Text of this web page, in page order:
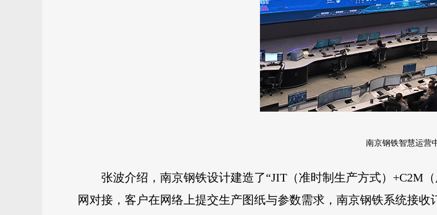
南京钢铁智慧运营
张波介绍，南京钢铁设计建造了“JIT（准时制生产方式）+C2M
网对接，客户在网络上提交生产图纸与参数需求，南京钢铁系统接